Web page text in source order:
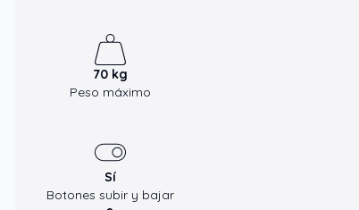
70 kg
Peso máximo
Sí
Botones subir y bajar